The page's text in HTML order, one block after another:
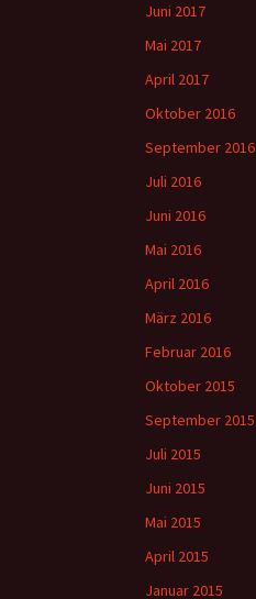
Juni 2017
Mai 2017
April 2017
Oktober 2016
September 2016
Juli 2016
Juni 2016
Mai 2016
April 2016
März 2016
Februar 2016
Oktober 2015
September 2015
Juli 2015
Juni 2015
Mai 2015
April 2015
Januar 2015